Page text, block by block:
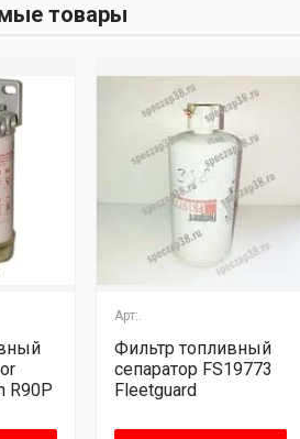
товары
R90P
Арт:.
Фильтр топливный
сепаратор FS19773
Fleetguard